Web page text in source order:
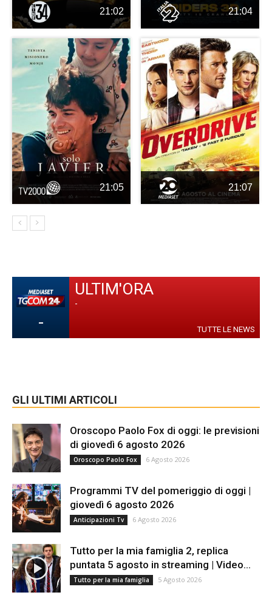
21:02 21:04
21:05 21:07
-
ULTIM'ORA
-
TUTTE LE NEWS
GLI ULTIMI ARTICOLI
Oroscopo Paolo Fox di oggi: le previsioni
di giovedì 6 agosto 2026
Oroscopo Paolo Fox 6 Agosto 2026
Programmi TV del pomeriggio di oggi |
giovedì 6 agosto 2026
Anticipazioni Tv 6 Agosto 2026
Tutto per la mia famiglia 2, replica
puntata 5 agosto in streaming | Video...
Tutto per la mia famiglia 5 Agosto 2026